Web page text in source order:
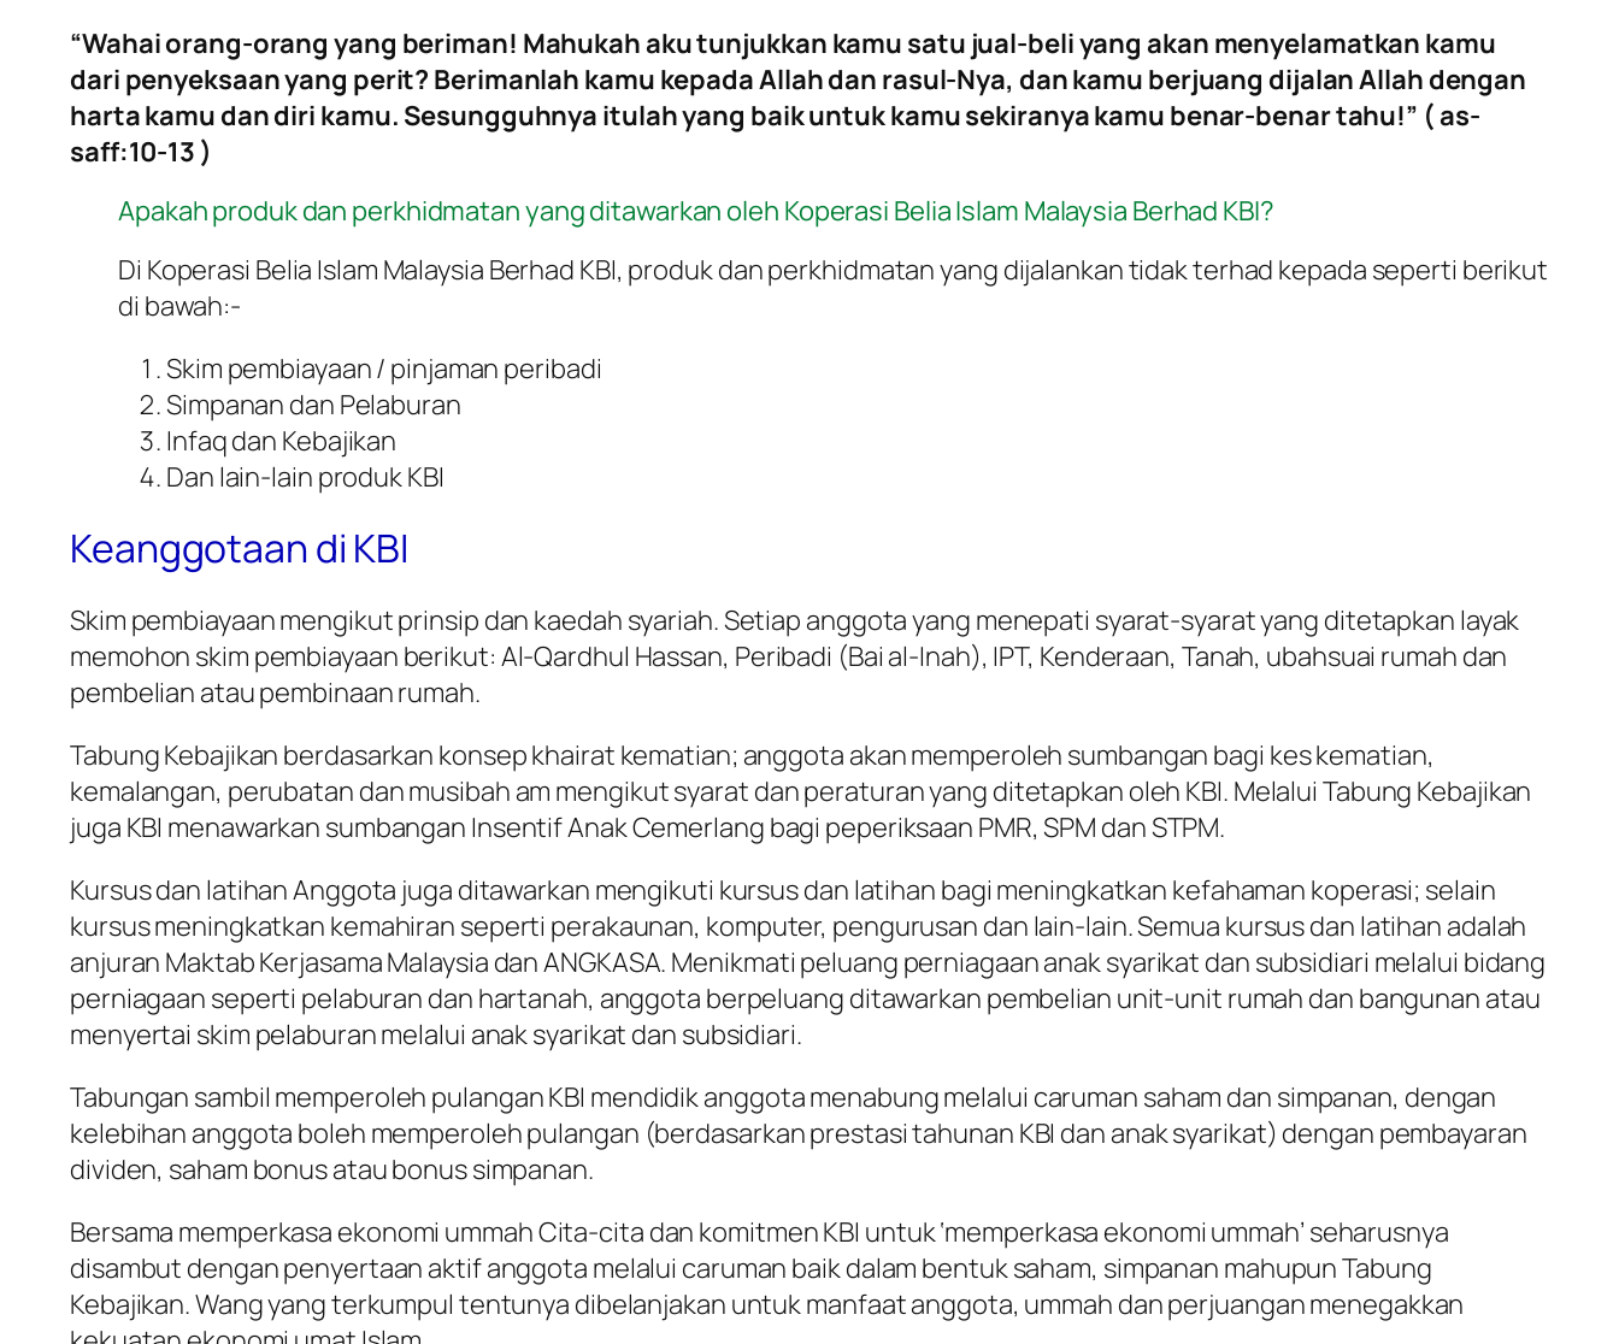
“Wahai orang-orang yang beriman! Mahukah aku tunjukkan kamu satu jual-beli yang akan menyelamatkan kamu
dari penyeksaan yang perit? Berimanlah kamu kepada Allah dan rasul-Nya, dan kamu berjuang dijalan Allah dengan
harta kamu dan diri kamu. Sesungguhnya itulah yang baik untuk kamu sekiranya kamu benar-benar tahu!” ( as-
saff:10-13 )
Apakah produk dan perkhidmatan yang ditawarkan oleh Koperasi Belia Islam Malaysia Berhad KBI?
Di Koperasi Belia Islam Malaysia Berhad KBI, produk dan perkhidmatan yang dijalankan tidak terhad kepada seperti berikut
di bawah:-
Skim pembiayaan / pinjaman peribadi
Simpanan dan Pelaburan
Infaq dan Kebajikan
Dan lain-lain produk KBI
Keanggotaan di KBI
Skim pembiayaan mengikut prinsip dan kaedah syariah. Setiap anggota yang menepati syarat-syarat yang ditetapkan layak
memohon skim pembiayaan berikut: Al-Qardhul Hassan, Peribadi (Bai al-Inah), IPT, Kenderaan, Tanah, ubahsuai rumah dan
pembelian atau pembinaan rumah.
Tabung Kebajikan berdasarkan konsep khairat kematian; anggota akan memperoleh sumbangan bagi kes kematian,
kemalangan, perubatan dan musibah am mengikut syarat dan peraturan yang ditetapkan oleh KBI. Melalui Tabung Kebajikan
juga KBI menawarkan sumbangan Insentif Anak Cemerlang bagi peperiksaan PMR, SPM dan STPM.
Kursus dan latihan Anggota juga ditawarkan mengikuti kursus dan latihan bagi meningkatkan kefahaman koperasi; selain
kursus meningkatkan kemahiran seperti perakaunan, komputer, pengurusan dan lain-lain. Semua kursus dan latihan adalah
anjuran Maktab Kerjasama Malaysia dan ANGKASA. Menikmati peluang perniagaan anak syarikat dan subsidiari melalui bidang
perniagaan seperti pelaburan dan hartanah, anggota berpeluang ditawarkan pembelian unit-unit rumah dan bangunan atau
menyertai skim pelaburan melalui anak syarikat dan subsidiari.
Tabungan sambil memperoleh pulangan KBI mendidik anggota menabung melalui caruman saham dan simpanan, dengan
kelebihan anggota boleh memperoleh pulangan (berdasarkan prestasi tahunan KBI dan anak syarikat) dengan pembayaran
dividen, saham bonus atau bonus simpanan.
Bersama memperkasa ekonomi ummah Cita-cita dan komitmen KBI untuk ‘memperkasa ekonomi ummah’ seharusnya
disambut dengan penyertaan aktif anggota melalui caruman baik dalam bentuk saham, simpanan mahupun Tabung
Kebajikan. Wang yang terkumpul tentunya dibelanjakan untuk manfaat anggota, ummah dan perjuangan menegakkan